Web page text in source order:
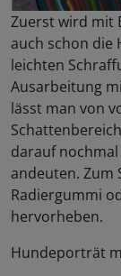
Zuerst wird mit
auch schon die
leichten
Ausarbeitung
lässt man von
darauf
andeuten. Zum
Radiergummi
hervorheben.
Hundeporträt